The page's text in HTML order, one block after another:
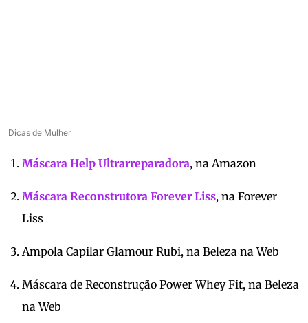
Dicas de Mulher
Máscara Help Ultrarreparadora, na Amazon
Máscara Reconstrutora Forever Liss, na Forever
Liss
Ampola Capilar Glamour Rubi, na Beleza na Web
Máscara de Reconstrução Power Whey Fit, na Beleza
na Web